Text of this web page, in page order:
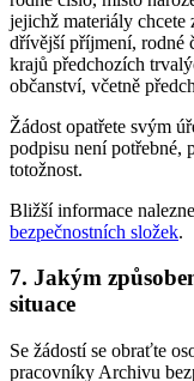
jejichž materiály chcete
dřívější příjmení, rodné
krajů předchozích
občanství, včetně
Žádost opatřete svým
podpisu není potřebné,
totožnost.
Bližší informace
bezpečnostních složek.
7. Jakým
situace
Se žádostí se obraťte
pracovníky Archivu